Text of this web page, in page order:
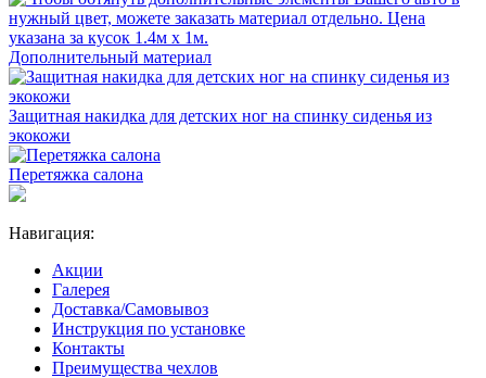
Дополнительный материал
Защитная накидка для детских ног на спинку сиденья из
экокожи
Перетяжка салона
Навигация:
Акции
Галерея
Доставка/Самовывоз
Инструкция по установке
Контакты
Преимущества чехлов